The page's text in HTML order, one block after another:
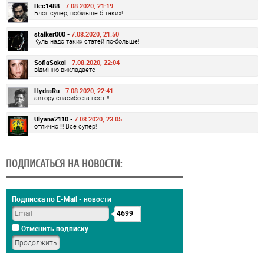
Bec1488 - 7.08.2020, 21:19
Блог супер, побільше б таких!
stalker000 - 7.08.2020, 21:50
Куль надо таких статей по-больше!
SofiaSokol - 7.08.2020, 22:04
відмінно викладаєте
HydraRu - 7.08.2020, 22:41
автору спасибо за пост !!
Ulyana2110 - 7.08.2020, 23:05
отлично !!! Все супер!
ПОДПИСАТЬСЯ НА НОВОСТИ:
Подписка по E-Mail - новости
4699
Отменить подписку